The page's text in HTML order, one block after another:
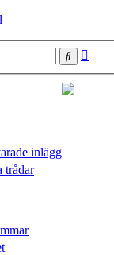
Sök
inlägg
trådar